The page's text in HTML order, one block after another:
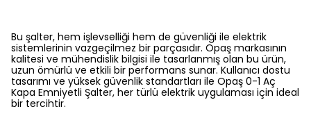
Bu şalter, hem işlevselliği hem de güvenliği ile elektrik
sistemlerinin vazgeçilmez bir parçasıdır. Opaş markasının
kalitesi ve mühendislik bilgisi ile tasarlanmış olan bu ürün,
uzun ömürlü ve etkili bir performans sunar. Kullanıcı dostu
tasarımı ve yüksek güvenlik standartları ile Opaş 0-1 Aç
Kapa Emniyetli Şalter, her türlü elektrik uygulaması için ideal
bir tercihtir.